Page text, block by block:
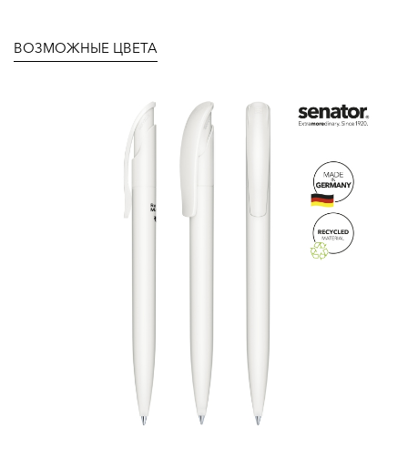
ВОЗМОЖНЫЕ ЦВЕТА